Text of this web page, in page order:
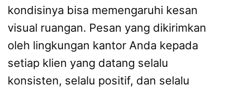
kondisinya bisa memengaruhi kesan
visual ruangan. Pesan yang dikirimkan
oleh lingkungan kantor Anda kepada
setiap klien yang datang selalu
konsisten, selalu positif, dan selalu